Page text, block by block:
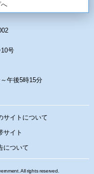
号
午後5時15分
サイトについて
サイト
について
All rights reserved.